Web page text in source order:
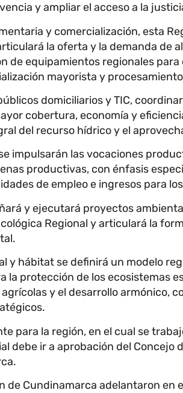
y ampliar el acceso a la
y comercialización, esta
la oferta y la demanda de
de equipamientos regionales para
mayorista y
domiciliarios y TIC,
cobertura, economía y
del recurso hídrico y el
impulsarán las vocaciones
productivas, con énfasis
de empleo e ingresos para
y ejecutará proyectos
Regional y articulará la
y hábitat se definirá un modelo
la protección de los ecosistemas
y el desarrollo armónico,
para la región, en el cual se
debe ir a aprobación del Concejo
de Cundinamarca adelantaron en